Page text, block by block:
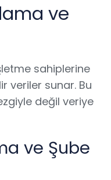
ve
sahiplerine
veriler sunar. Bu
değil veriye
ve Şube